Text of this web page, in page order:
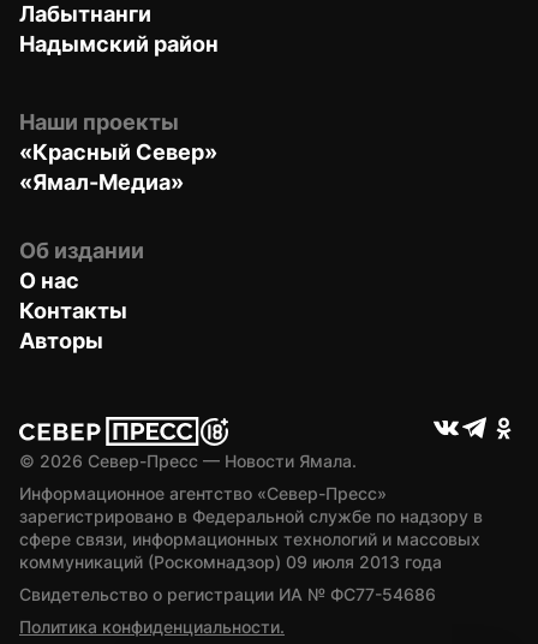
Лабытнанги
Надымский район
Наши проекты
«Красный Север»
«Ямал-Медиа»
Об издании
О нас
Контакты
Авторы
© 2026 Север-Пресс — Новости Ямала.
Информационное агентство «Север-Пресс»
зарегистрировано в Федеральной службе по надзору в
сфере связи, информационных технологий и массовых
коммуникаций (Роскомнадзор) 09 июля 2013 года
Свидетельство о регистрации ИА № ФС77-54686
Политика конфиденциальности.